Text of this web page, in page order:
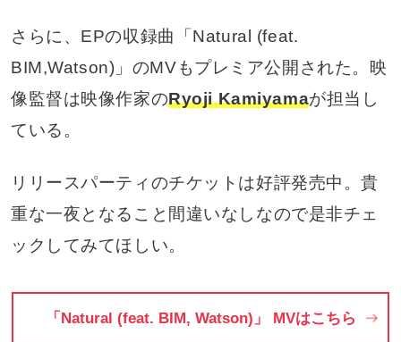
さらに、EPの収録曲「Natural (feat.
BIM,Watson)」のMVもプレミア公開された。映
像監督は映像作家のRyoji Kamiyamaが担当し
ている。
リリースパーティのチケットは好評発売中。貴
重な一夜となること間違いなしなので是非チェ
ックしてみてほしい。
「Natural (feat. BIM, Watson)」 MVはこちら